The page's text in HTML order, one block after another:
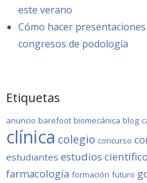
este verano
Cómo hacer
congresos de podología
Etiquetas
anuncio barefoot biomecánica blog
clínica colegio concurso
estudiantes estudios
farmacología formación futuro